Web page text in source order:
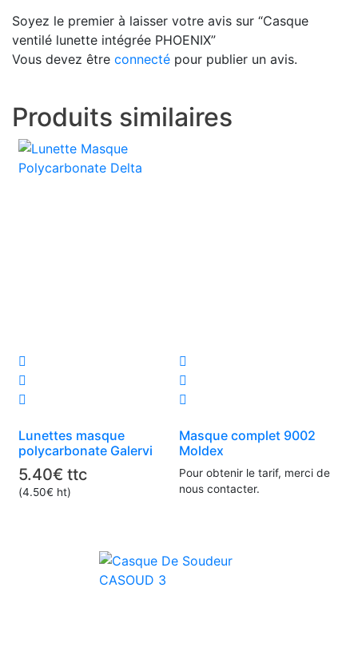
Soyez le premier à laisser votre avis sur “Casque
ventilé lunette intégrée PHOENIX”
Vous devez être connecté pour publier un avis.
Produits similaires
Lunettes masque
polycarbonate Galervi
5.40€ ttc
(4.50€ ht)
Masque complet 9002
Moldex
Pour obtenir le tarif, merci de
nous contacter.